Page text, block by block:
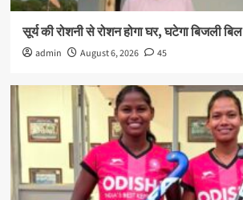
सूर्य की रोशनी से रोशन होगा घर, घटेगा बिजली बिल
admin August 6, 2026 45